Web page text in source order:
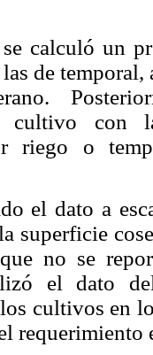
calculó un
de
cultivo con
riego o
el dato a
superficie
no se
el dato del
cultivos en
requerimiento